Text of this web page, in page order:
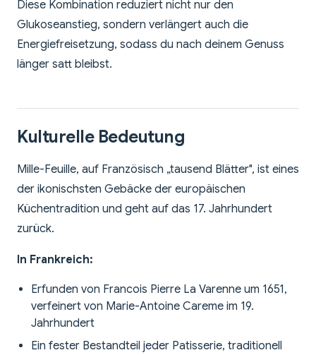
Diese Kombination reduziert nicht nur den
Glukoseanstieg, sondern verlängert auch die
Energiefreisetzung, sodass du nach deinem Genuss
länger satt bleibst.
Kulturelle Bedeutung
Mille-Feuille, auf Französisch „tausend Blätter", ist eines
der ikonischsten Gebäcke der europäischen
Küchentradition und geht auf das 17. Jahrhundert
zurück.
In Frankreich:
Erfunden von Francois Pierre La Varenne um 1651,
verfeinert von Marie-Antoine Careme im 19.
Jahrhundert
Ein fester Bestandteil jeder Patisserie, traditionell